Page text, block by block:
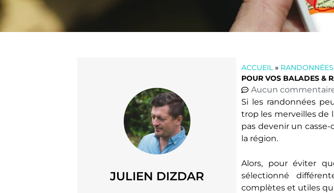
JULIEN DIZDAR
ACCUEIL»
POUR VOS BALADES &
Aucun
Si les randonnées
trop les merveilles de
pas devenir un
la région.
Alors, pour éviter
sélectionné
complètes et utiles